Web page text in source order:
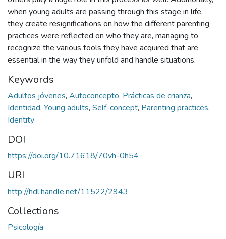
when young adults are passing through this stage in life,
they create resignifications on how the different parenting
practices were reflected on who they are, managing to
recognize the various tools they have acquired that are
essential in the way they unfold and handle situations.
Keywords
Adultos jóvenes, Autoconcepto, Prácticas de crianza,
Identidad, Young adults, Self-concept, Parenting practices,
Identity
DOI
https://doi.org/10.71618/70vh-0h54
URI
http://hdl.handle.net/11522/2943
Collections
Psicología